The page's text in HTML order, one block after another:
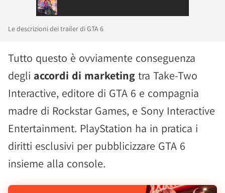
Le descrizioni dei trailer di GTA 6
Tutto questo è ovviamente conseguenza
degli accordi di marketing tra Take-Two
Interactive, editore di GTA 6 e compagnia
madre di Rockstar Games, e Sony Interactive
Entertainment. PlayStation ha in pratica i
diritti esclusivi per pubblicizzare GTA 6
insieme alla console.